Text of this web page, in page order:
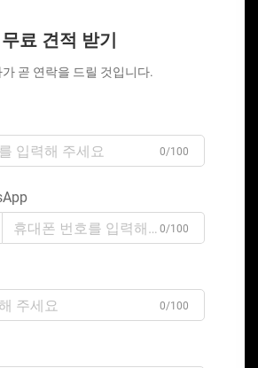
무료 견적 받기
곧 연락을 드릴 것입니다.
0/100
0/100
0/100